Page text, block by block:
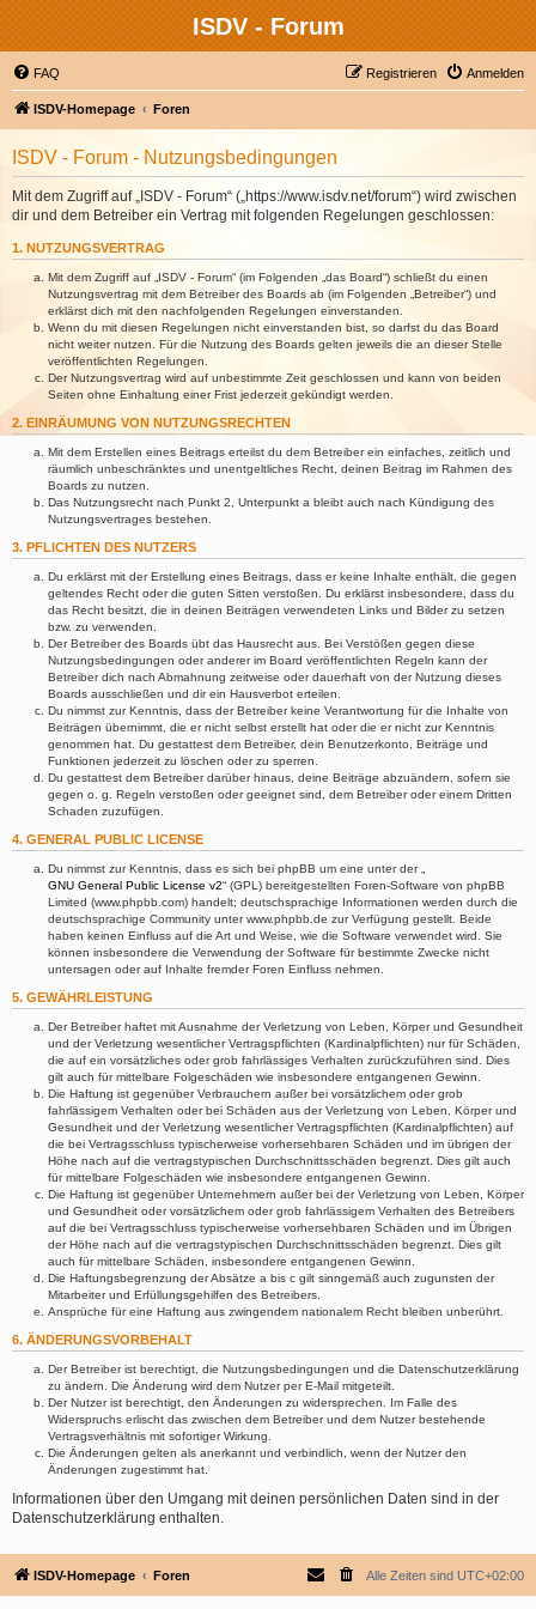
ISDV - Forum
FAQ Anmelden
Registrieren
ISDV-Homepage Foren
ISDV - Forum - Nutzungsbedingungen
Mit dem Zugriff auf „ISDV - Forum“ („https://www.isdv.net/forum“) wird zwischen
dir und dem Betreiber ein Vertrag mit folgenden Regelungen geschlossen:
1. NUTZUNGSVERTRAG
Mit dem Zugriff auf „ISDV - Forum“ (im Folgenden „das Board“) schließt du einen
Nutzungsvertrag mit dem Betreiber des Boards ab (im Folgenden „Betreiber“) und
erklärst dich mit den nachfolgenden Regelungen einverstanden.
Wenn du mit diesen Regelungen nicht einverstanden bist, so darfst du das Board
nicht weiter nutzen. Für die Nutzung des Boards gelten jeweils die an dieser Stelle
veröffentlichten Regelungen.
Der Nutzungsvertrag wird auf unbestimmte Zeit geschlossen und kann von beiden
Seiten ohne Einhaltung einer Frist jederzeit gekündigt werden.
2. EINRÄUMUNG VON NUTZUNGSRECHTEN
Mit dem Erstellen eines Beitrags erteilst du dem Betreiber ein einfaches, zeitlich und
räumlich unbeschränktes und unentgeltliches Recht, deinen Beitrag im Rahmen des
Boards zu nutzen.
Das Nutzungsrecht nach Punkt 2, Unterpunkt a bleibt auch nach Kündigung des
Nutzungsvertrages bestehen.
3. PFLICHTEN DES NUTZERS
Du erklärst mit der Erstellung eines Beitrags, dass er keine Inhalte enthält, die gegen
geltendes Recht oder die guten Sitten verstoßen. Du erklärst insbesondere, dass du
das Recht besitzt, die in deinen Beiträgen verwendeten Links und Bilder zu setzen
bzw. zu verwenden.
Der Betreiber des Boards übt das Hausrecht aus. Bei Verstößen gegen diese
Nutzungsbedingungen oder anderer im Board veröffentlichten Regeln kann der
Betreiber dich nach Abmahnung zeitweise oder dauerhaft von der Nutzung dieses
Boards ausschließen und dir ein Hausverbot erteilen.
Du nimmst zur Kenntnis, dass der Betreiber keine Verantwortung für die Inhalte von
Beiträgen übernimmt, die er nicht selbst erstellt hat oder die er nicht zur Kenntnis
genommen hat. Du gestattest dem Betreiber, dein Benutzerkonto, Beiträge und
Funktionen jederzeit zu löschen oder zu sperren.
Du gestattest dem Betreiber darüber hinaus, deine Beiträge abzuändern, sofern sie
gegen o. g. Regeln verstoßen oder geeignet sind, dem Betreiber oder einem Dritten
Schaden zuzufügen.
4. GENERAL PUBLIC LICENSE
Du nimmst zur Kenntnis, dass es sich bei phpBB um eine unter der „
GNU General Public License v2“ (GPL) bereitgestellten Foren-Software von phpBB
Limited (www.phpbb.com) handelt; deutschsprachige Informationen werden durch die
deutschsprachige Community unter www.phpbb.de zur Verfügung gestellt. Beide
haben keinen Einfluss auf die Art und Weise, wie die Software verwendet wird. Sie
können insbesondere die Verwendung der Software für bestimmte Zwecke nicht
untersagen oder auf Inhalte fremder Foren Einfluss nehmen.
5. GEWÄHRLEISTUNG
Der Betreiber haftet mit Ausnahme der Verletzung von Leben, Körper und Gesundheit
und der Verletzung wesentlicher Vertragspflichten (Kardinalpflichten) nur für Schäden,
die auf ein vorsätzliches oder grob fahrlässiges Verhalten zurückzuführen sind. Dies
gilt auch für mittelbare Folgeschäden wie insbesondere entgangenen Gewinn.
Die Haftung ist gegenüber Verbrauchern außer bei vorsätzlichem oder grob
fahrlässigem Verhalten oder bei Schäden aus der Verletzung von Leben, Körper und
Gesundheit und der Verletzung wesentlicher Vertragspflichten (Kardinalpflichten) auf
die bei Vertragsschluss typischerweise vorhersehbaren Schäden und im übrigen der
Höhe nach auf die vertragstypischen Durchschnittsschäden begrenzt. Dies gilt auch
für mittelbare Folgeschäden wie insbesondere entgangenen Gewinn.
Die Haftung ist gegenüber Unternehmern außer bei der Verletzung von Leben, Körper
und Gesundheit oder vorsätzlichem oder grob fahrlässigem Verhalten des Betreibers
auf die bei Vertragsschluss typischerweise vorhersehbaren Schäden und im Übrigen
der Höhe nach auf die vertragstypischen Durchschnittsschäden begrenzt. Dies gilt
auch für mittelbare Schäden, insbesondere entgangenen Gewinn.
Die Haftungsbegrenzung der Absätze a bis c gilt sinngemäß auch zugunsten der
Mitarbeiter und Erfüllungsgehilfen des Betreibers.
Ansprüche für eine Haftung aus zwingendem nationalem Recht bleiben unberührt.
6. ÄNDERUNGSVORBEHALT
Der Betreiber ist berechtigt, die Nutzungsbedingungen und die Datenschutzerklärung
zu ändern. Die Änderung wird dem Nutzer per E-Mail mitgeteilt.
Der Nutzer ist berechtigt, den Änderungen zu widersprechen. Im Falle des
Widerspruchs erlischt das zwischen dem Betreiber und dem Nutzer bestehende
Vertragsverhältnis mit sofortiger Wirkung.
Die Änderungen gelten als anerkannt und verbindlich, wenn der Nutzer den
Änderungen zugestimmt hat.
Informationen über den Umgang mit deinen persönlichen Daten sind in der
Datenschutzerklärung enthalten.
ISDV-Homepage Foren Alle Zeiten sind UTC+02:00